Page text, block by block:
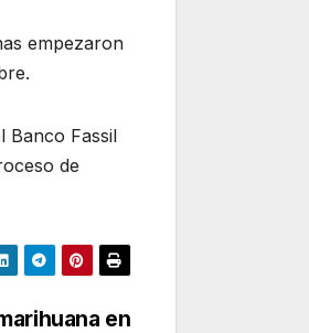
empezaron
Banco Fassil
de
en